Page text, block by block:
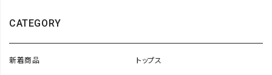
CATEGORY
新着商品 トップス